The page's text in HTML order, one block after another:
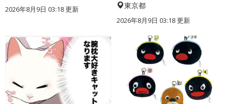
2026年8月9日 03:18更新 東京都
2026年8月9日 03:18更新